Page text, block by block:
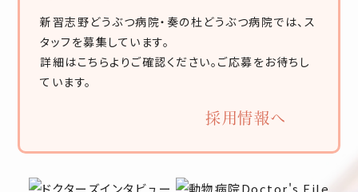
新習志野どうぶつ病院・奏の杜どうぶつ病院では、ス
タッフを募集しています。
詳細はこちらよりご確認ください。ご応募をお待ちし
ています。
採用情報へ